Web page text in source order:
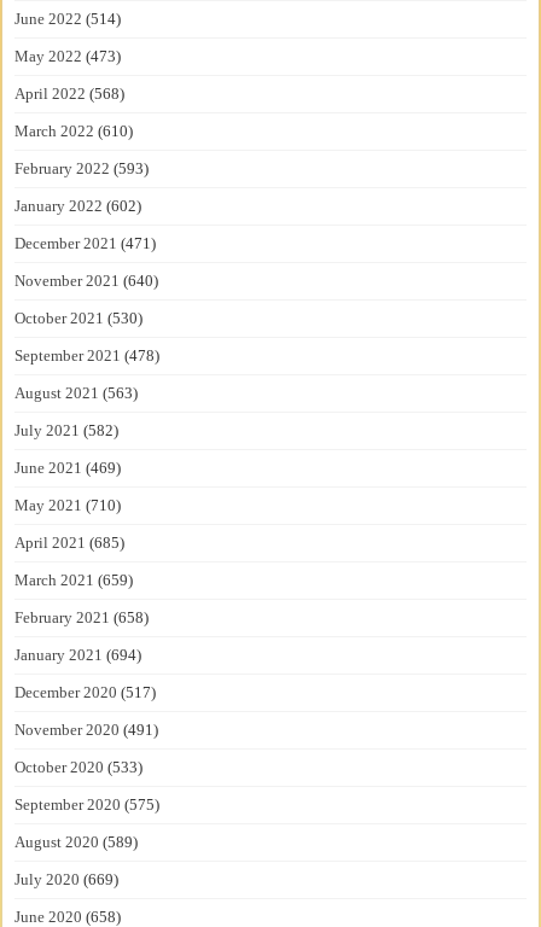
June 2022 (514)
May 2022 (473)
April 2022 (568)
March 2022 (610)
February 2022 (593)
January 2022 (602)
December 2021 (471)
November 2021 (640)
October 2021 (530)
September 2021 (478)
August 2021 (563)
July 2021 (582)
June 2021 (469)
May 2021 (710)
April 2021 (685)
March 2021 (659)
February 2021 (658)
January 2021 (694)
December 2020 (517)
November 2020 (491)
October 2020 (533)
September 2020 (575)
August 2020 (589)
July 2020 (669)
June 2020 (658)